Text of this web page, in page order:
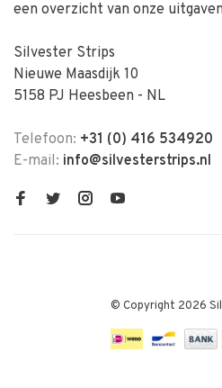
een overzicht van onze
Silvester Strips
Nieuwe Maasdijk 10
5158 PJ Heesbeen - NL
Telefoon: +31 (0) 416 534920
E-mail: info@silvesterstrips.nl
© Copyright 2026